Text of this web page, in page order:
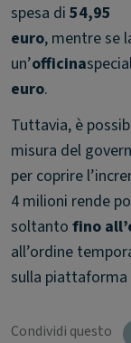
spesa di 54,95
euro, mentre se
un’officina
euro.
Tuttavia, è
misura del
per coprire
4 milioni rende
soltanto fino
all’ordine
sulla piattaforma
Condividi questo